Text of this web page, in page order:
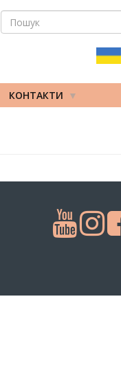
ПОШУКОВА
ПОШУК
КОНТАКТИ